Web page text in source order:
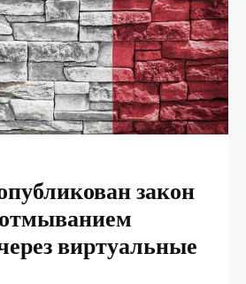
закон
виртуальные